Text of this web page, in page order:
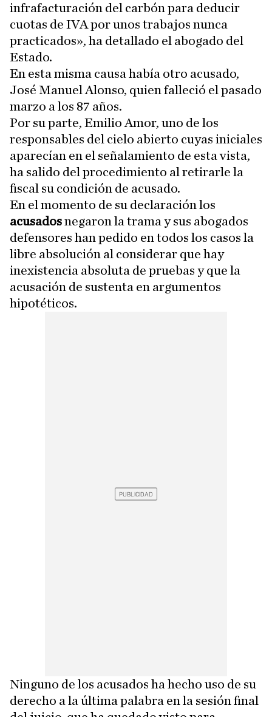
infrafacturación del carbón para deducir
cuotas de IVA por unos trabajos nunca
practicados», ha detallado el abogado del
Estado.
En esta misma causa había otro acusado,
José Manuel Alonso, quien falleció el pasado
marzo a los 87 años.
Por su parte, Emilio Amor, uno de los
responsables del cielo abierto cuyas iniciales
aparecían en el señalamiento de esta vista,
ha salido del procedimiento al retirarle la
fiscal su condición de acusado.
En el momento de su declaración los
acusadosnegaron la trama y sus abogados
defensores han pedido en todos los casos la
libre absolución al considerar que hay
inexistencia absoluta de pruebas y que la
acusación de sustenta en argumentos
hipotéticos.
Ninguno de los acusados ha hecho uso de su
derecho a la última palabra en la sesión final